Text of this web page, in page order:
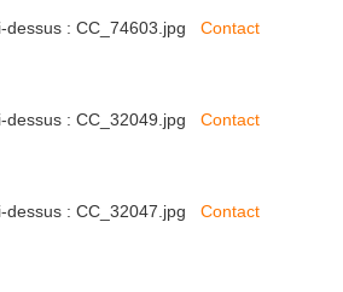
dessus : CC_74603.jpg Contact
dessus : CC_32049.jpg Contact
dessus : CC_32047.jpg Contact